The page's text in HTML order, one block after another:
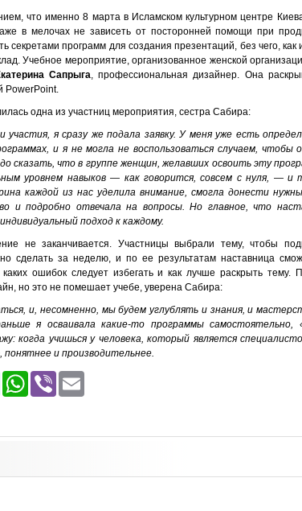
что именно 8 марта в Исламском культурном центре
в мелочах не зависеть от посторонней помощи при
секретами программ для создания презентаций, без чего, как
Учебное мероприятие, организованное женской
Сапрыга, профессиональная дизайнер. Она
PowerPoint.
одна из участниц мероприятия, сестра Сабира:
я сразу же подала заявку. У меня уже есть
и я не могла не воспользоваться случаем, чтобы
сказать, что в группе женщин, желавших освоить эту
уровнем навыков — как говорится, совсем с нуля, — и
каждой из нас уделила внимание, смогла донести
и подробно отвечала на вопросы. Но главное, что
подход к каждому.
не заканчивается. Участницы выбрали тему, чтобы
сделать за неделю, и по ее результатам наставница
ошибок следует избегать и как лучше раскрыть тему.
но это не помешает учебе, уверена Сабира:
и, несомненно, мы будем углублять и знания, и
я осваивала какие-то программы
когда учишься у человека, который является
и производительнее.
Telegram
WhatsApp
Viber